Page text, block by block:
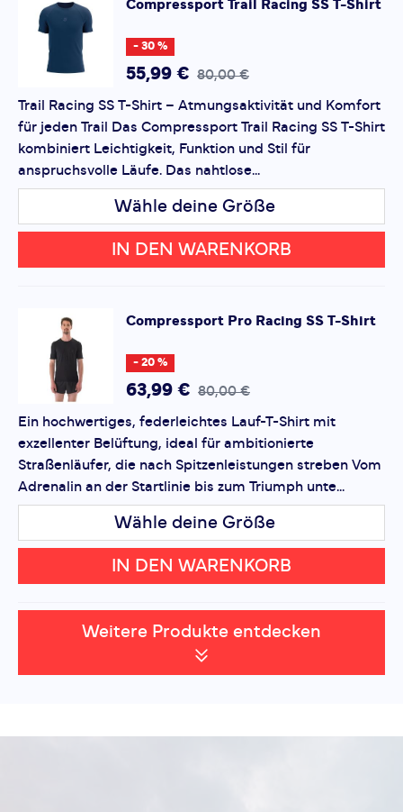
hohen Temperaturen Wert auf Komfort, Funktionalität
und Leistung legen. In klassischem Schwarz gehalten,
fügt es sich mühelos in jede Sportgarderobe ein.
Pflichtfelder
Bewertung hinzufügen
Dieses Formular ist durch reCAPTCHA geschützt – es gelten
dieDatenschutzbestimmungenundNutzungsbedingungen
von Google.
Compressport Trail Racing SS T-Shirt
- 30 %
55,99 € 80,00 €
Trail Racing SS T-Shirt – Atmungsaktivität und Komfort
für jeden Trail Das Compressport Trail Racing SS T-Shirt
kombiniert Leichtigkeit, Funktion und Stil für
anspruchsvolle Läufe. Das nahtlose...
Wähle deine Größe
IN DEN WARENKORB
Compressport Pro Racing SS T-Shirt
- 20 %
63,99 € 80,00 €
Ein hochwertiges, federleichtes Lauf-T-Shirt mit
exzellenter Belüftung, ideal für ambitionierte
Straßenläufer, die nach Spitzenleistungen streben Vom
Adrenalin an der Startlinie bis zum Triumph unte...
Wähle deine Größe
IN DEN WARENKORB
Weitere Produkte entdecken